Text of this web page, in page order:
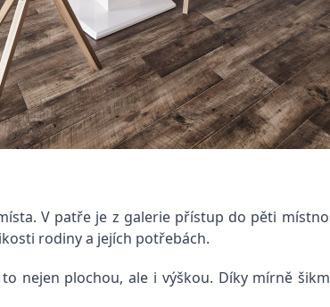
V patře je z galerie přístup do pěti
rodiny a jejích potřebách.
nejen plochou, ale i výškou. Díky mírně